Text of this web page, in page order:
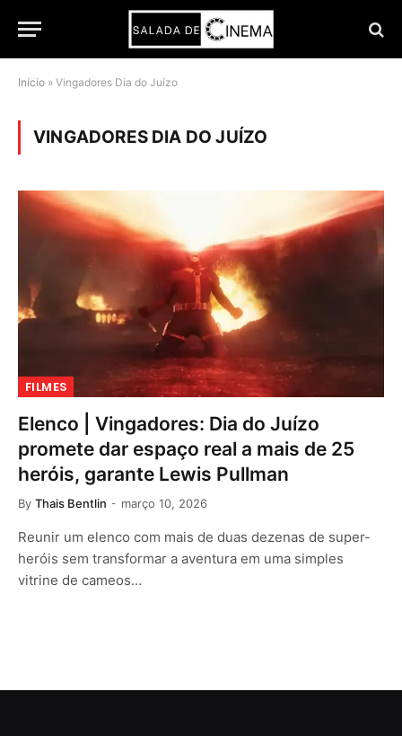
Início » Vingadores Dia do Juízo
VINGADORES DIA DO JUÍZO
FILMES
Elenco | Vingadores: Dia do Juízo
promete dar espaço real a mais de 25
heróis, garante Lewis Pullman
By Thais Bentlin março 10, 2026
Reunir um elenco com mais de duas dezenas de super-
heróis sem transformar a aventura em uma simples
vitrine de cameos…